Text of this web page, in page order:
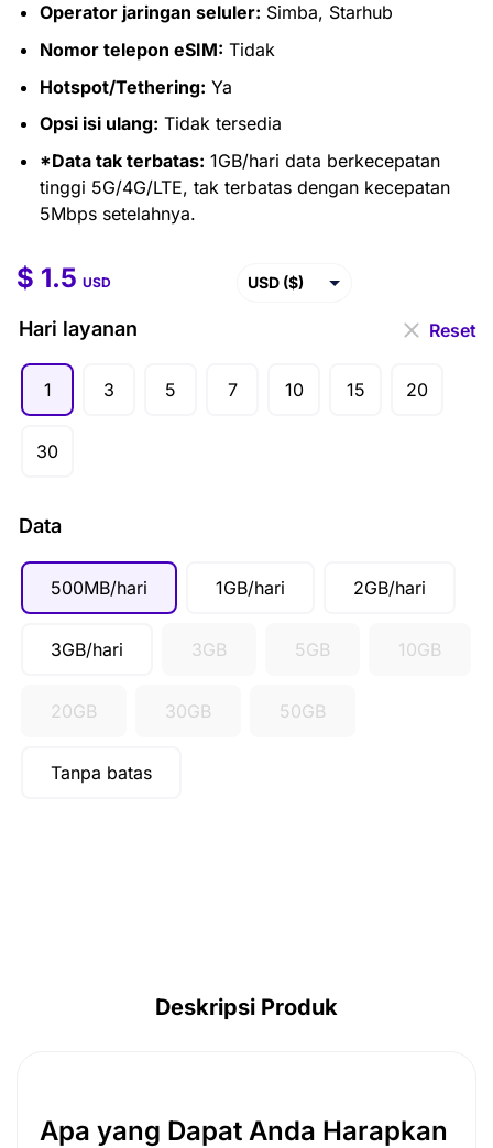
Operator jaringan seluler: Simba, Starhub
Nomor telepon eSIM: Tidak
Hotspot/Tethering: Ya
Opsi isi ulang: Tidak tersedia
*Data tak terbatas: 1GB/hari data berkecepatan
tinggi 5G/4G/LTE, tak terbatas dengan kecepatan
5Mbps setelahnya.
$ 1.5 –$ USD ($)
AUD ($)
Hari layanan
1 3 5 7 10 15 20
30
Data
500MB/hari 1GB/hari 2GB/hari
3GB/hari 3GB 5GB 10GB
20GB 30GB 50GB
Tanpa batas
Reset
$ 1.5 USD
Deskripsi Produk
Apa yang Dapat Anda Harapkan